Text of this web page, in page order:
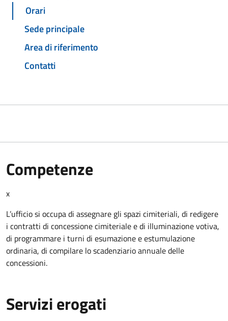
Orari
Sede principale
Area di riferimento
Contatti
Competenze
x
L’ufficio si occupa di assegnare gli spazi cimiteriali, di redigere
i contratti di concessione cimiteriale e di illuminazione votiva,
di programmare i turni di esumazione e estumulazione
ordinaria, di compilare lo scadenziario annuale delle
concessioni.
Servizi erogati